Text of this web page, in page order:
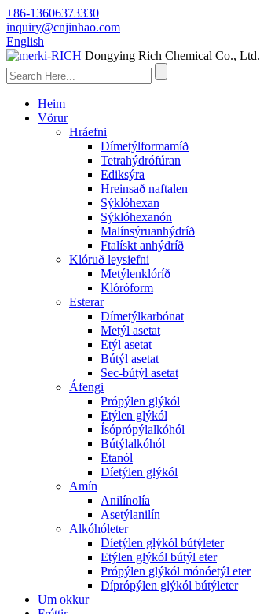
+86-13606373330
inquiry@cnjinhao.com
English
Dongying Rich Chemical Co., Ltd.
Heim
Vörur
Hráefni
Dímetýlformamíð
Tetrahýdrófúran
Ediksýra
Hreinsað naftalen
Sýklóhexan
Sýklóhexanón
Malínsýruanhýdríð
Ftalískt anhýdríð
Klóruð leysiefni
Metýlenklóríð
Klóróform
Esterar
Dímetýlkarbónat
Metýl asetat
Etýl asetat
Bútýl asetat
Sec-bútýl asetat
Áfengi
Própýlen glýkól
Etýlen glýkól
Ísóprópýlalkóhól
Bútýlalkóhól
Etanól
Díetýlen glýkól
Amín
Anilínolía
Asetýlanilín
Alkóhóleter
Díetýlen glýkól bútýleter
Etýlen glýkól bútýl eter
Própýlen glýkól mónóetýl eter
Díprópýlen glýkól bútýleter
Um okkur